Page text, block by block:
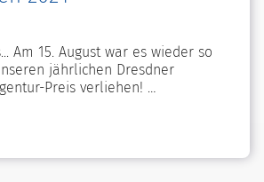
Am 15. August war es wieder so
jährlichen Dresdner
Preis verliehen!